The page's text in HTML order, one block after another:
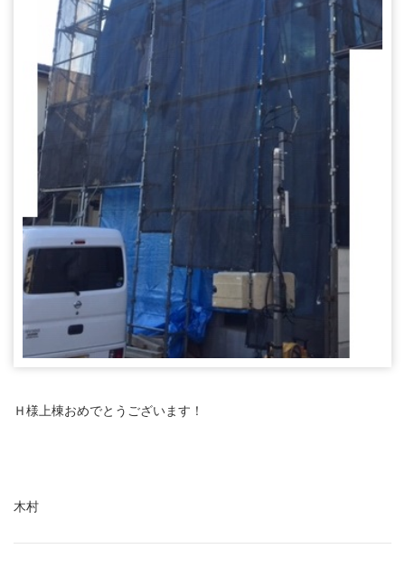
Ｈ様上棟おめでとうございます！
木村